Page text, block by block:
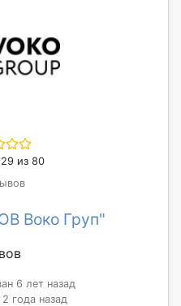
из 80
Воко Груп"
6 лет назад
года назад